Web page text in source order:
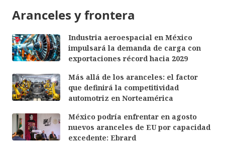
Aranceles y frontera
Industria aeroespacial en México
impulsará la demanda de carga con
exportaciones récord hacia 2029
Más allá de los aranceles: el factor
que definirá la competitividad
automotriz en Norteamérica
México podría enfrentar en agosto
nuevos aranceles de EU por capacidad
excedente: Ebrard